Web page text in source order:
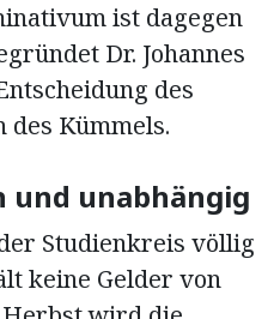
ist dagegen
Dr. Johannes
des
des Kümmels.
und unabhängig
Studienkreis völlig
keine Gelder von